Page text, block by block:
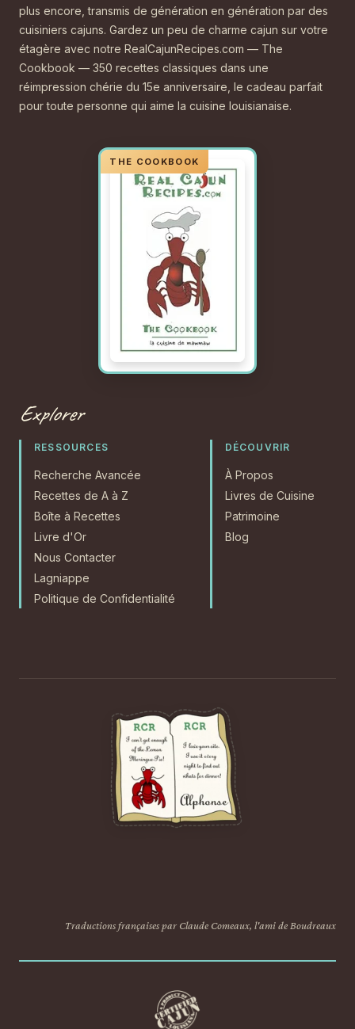
plus encore, transmis de génération en génération par des
cuisiniers cajuns. Gardez un peu de charme cajun sur votre
étagère avec notre RealCajunRecipes.com — The
Cookbook — 350 recettes classiques dans une
réimpression chérie du 15e anniversaire, le cadeau parfait
pour toute personne qui aime la cuisine louisianaise.
Explorer
RESSOURCES
Recherche Avancée
Recettes de A à Z
Boîte à Recettes
Livre d'Or
Nous Contacter
Lagniappe
Politique de Confidentialité
DÉCOUVRIR
À Propos
Livres de Cuisine
Patrimoine
Blog
Traductions françaises par Claude Comeaux, l'ami de Boudreaux